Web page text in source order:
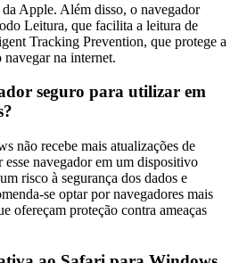
Apple. Além disso, o navegador
Leitura, que facilita a leitura de
Tracking Prevention, que protege a
na internet.
seguro para utilizar em
não recebe mais atualizações de
navegador em um dispositivo
risco à segurança dos dados e
se optar por navegadores mais
ofereçam proteção contra ameaças